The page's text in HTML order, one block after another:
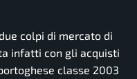
colpi di mercato di
infatti con gli acquisti
classe 2003